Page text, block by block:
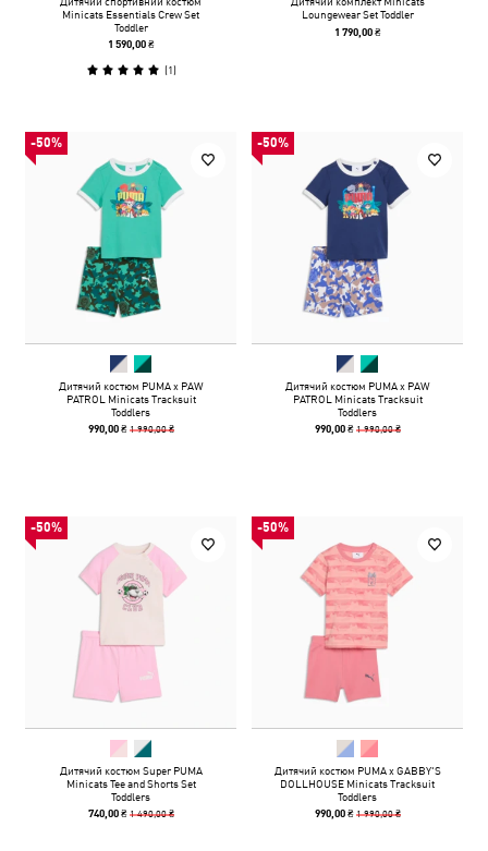
Minicats Essentials Crew Set
Toddler
1 590,00 ₴
(1)
Loungewear Set Toddler
1 790,00 ₴
-50%
Дитячий костюм PUMA x PAW
PATROL Minicats Tracksuit
Toddlers
990,00 ₴ 1 990,00 ₴
-50%
Дитячий костюм PUMA x PAW
PATROL Minicats Tracksuit
Toddlers
990,00 ₴ 1 990,00 ₴
-50%
Дитячий костюм Super PUMA
Minicats Tee and Shorts Set
Toddlers
740,00 ₴ 1 490,00 ₴
-50%
Дитячий костюм PUMA x GABBY'S
DOLLHOUSE Minicats Tracksuit
Toddlers
990,00 ₴ 1 990,00 ₴